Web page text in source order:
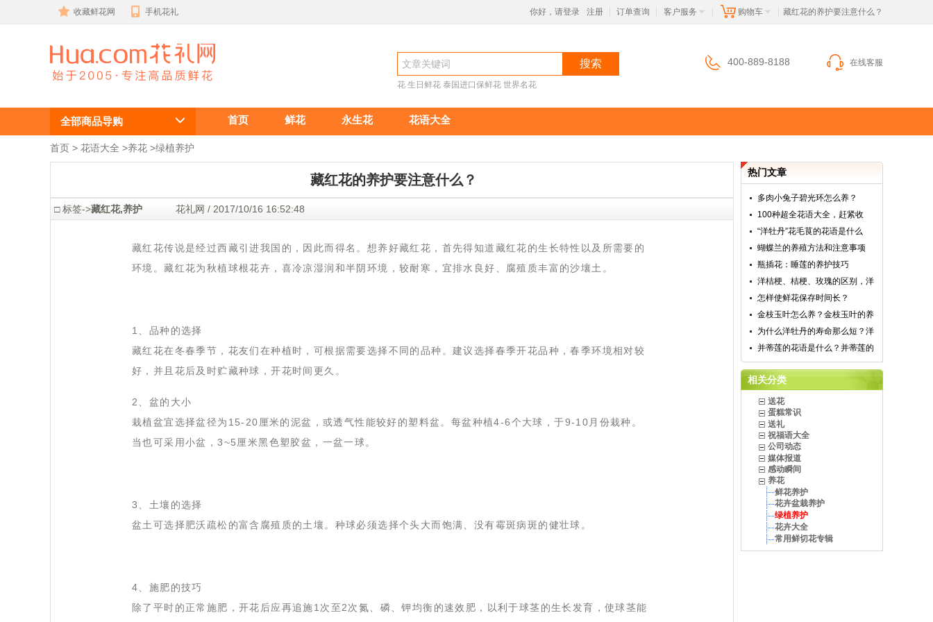
收藏鲜花网 手机花礼 你好，请登录 注册 订单查询 客户服务 购物车 藏红花的养护要注意什么？
藏红花,养护
搜索
花 生日鲜花 泰国进口保鲜花 世界名花
400-889-8188 在线客服
全部商品导购 首页 鲜花 永生花 花语大全
首页 > 花语大全 >养花 >绿植养护
藏红花的养护要注意什么？
□ 标签->藏红花,养护 花礼网 / 2017/10/16 16:52:48
藏红花传说是经过西藏引进我国的，因此而得名。想养好藏红花，首先得知道藏红花的生长特性以及所需要的
环境。藏红花为秋植球根花卉，喜冷凉湿润和半阴环境，较耐寒，宜排水良好、腐殖质丰富的沙壤土。
1、品种的选择
藏红花在冬春季节，花友们在种植时，可根据需要选择不同的品种。建议选择春季开花品种，春季环境相对较
好，并且花后及时贮藏种球，开花时间更久。
2、盆的大小
栽植盆宜选择盆径为15-20厘米的泥盆，或透气性能较好的塑料盆。每盆种植4-6个大球，于9-10月份栽种。
当也可采用小盆，3~5厘米黑色塑胶盆，一盆一球。
3、土壤的选择
盆土可选择肥沃疏松的富含腐殖质的土壤。种球必须选择个头大而饱满、没有霉斑病斑的健壮球。
4、施肥的技巧
除了平时的正常施肥，开花后应再追施1次至2次氮、磷、钾均衡的速效肥，以利于球茎的生长发育，使球茎能
热门文章
多肉小兔子碧光环怎么养？
100种超全花语大全，赶紧收
“洋牡丹”花毛茛的花语是什么
蝴蝶兰的养殖方法和注意事项
瓶插花：睡莲的养护技巧
洋桔梗、桔梗、玫瑰的区别，洋
怎样使鲜花保存时间长？
金枝玉叶怎么养？金枝玉叶的养
为什么洋牡丹的寿命那么短？洋
并蒂莲的花语是什么？并蒂莲的
相关分类
送花
蛋糕常识
送礼
祝福语大全
公司动态
媒体报道
感动瞬间
养花
鲜花养护
花卉盆栽养护
绿植养护
花卉大全
常用鲜切花专辑